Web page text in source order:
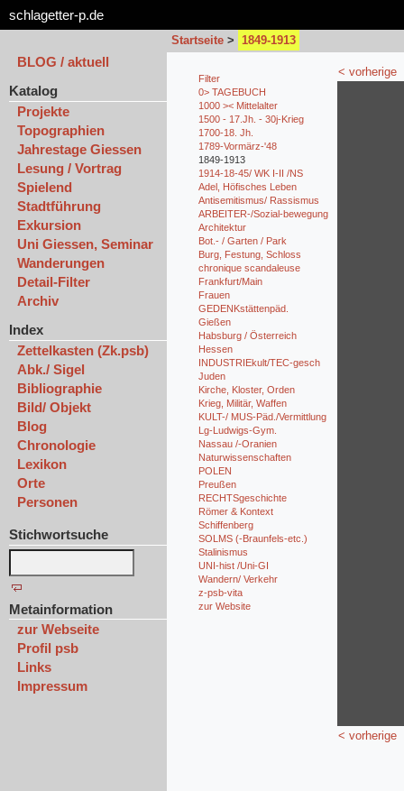
schlagetter-p.de
Startseite > 1849-1913
BLOG / aktuell
Katalog
Projekte
Topographien
Jahrestage Giessen
Lesung / Vortrag
Spielend
Stadtführung
Exkursion
Uni Giessen, Seminar
Wanderungen
Detail-Filter
Archiv
Index
Zettelkasten (Zk.psb)
Abk./ Sigel
Bibliographie
Bild/ Objekt
Blog
Chronologie
Lexikon
Orte
Personen
Stichwortsuche
Metainformation
zur Webseite
Profil psb
Links
Impressum
Filter
0> TAGEBUCH
1000 >< Mittelalter
1500 - 17.Jh. - 30j-Krieg
1700-18. Jh.
1789-Vormärz-'48
1849-1913
1914-18-45/ WK I-II /NS
Adel, Höfisches Leben
Antisemitismus/ Rassismus
ARBEITER-/Sozial-bewegung
Architektur
Bot.- / Garten / Park
Burg, Festung, Schloss
chronique scandaleuse
Frankfurt/Main
Frauen
GEDENKstättenpäd.
Gießen
Habsburg / Österreich
Hessen
INDUSTRIEkult/TEC-gesch
Juden
Kirche, Kloster, Orden
Krieg, Militär, Waffen
KULT-/ MUS-Päd./Vermittlung
Lg-Ludwigs-Gym.
Nassau /-Oranien
Naturwissenschaften
POLEN
Preußen
RECHTSgeschichte
Römer & Kontext
Schiffenberg
SOLMS (-Braunfels-etc.)
Stalinismus
UNI-hist /Uni-GI
Wandern/ Verkehr
z-psb-vita
zur Website
< vorherige
< vorherige